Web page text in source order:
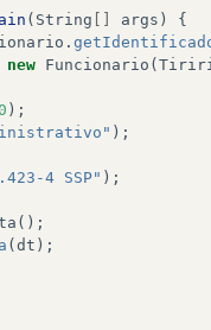
;
()
{
( double salario
( String args )
{
.
new Funcionario (
);
);
4 SSP" );
();
( dt );